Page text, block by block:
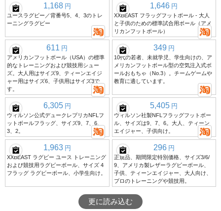
1,168 円
ユースラグビー／背番号5、4、3のトレ
ーニングラグビー
1,646 円
XXBEAST フラッグフットボール - 大人
と子供のための標準試合用ボール（アメ
リカンフットボール）
611 円
アメリカンフットボール（USA）の標準
的なトレーニングおよび競技用シュー
ズ。大人用はサイズ9、ティーンエイジ
ャー用はサイズ6、子供用はサイズ3で
す。
349 円
10代の若者、未就学児、学生向けの、ア
メリカンフットボール型の空気注入式ボ
ールおもちゃ（No.3）。チームゲームや
教育に適しています。
6,305 円
ウィルソン公式デュークレプリカNFLフ
ットボールフラッグ、サイズ9、7、6、
3、2。
5,405 円
ウィルソン社製NFLフラッグフットボー
ル、サイズは9、7、6。大人、ティーン
エイジャー、子供向け。
1,963 円
XXBEAST ラグビー ユース トレーニング
および競技用ラグビーボール、サイズ 4
フラッグ ラグビーボール、小学生向け。
296 円
正規品、期間限定特別価格、サイズ3/6/
9、アメリカ製レザーラグビーボール、
子供、ティーンエイジャー、大人向け、
プロのトレーニングや競技用。
更に読み込む